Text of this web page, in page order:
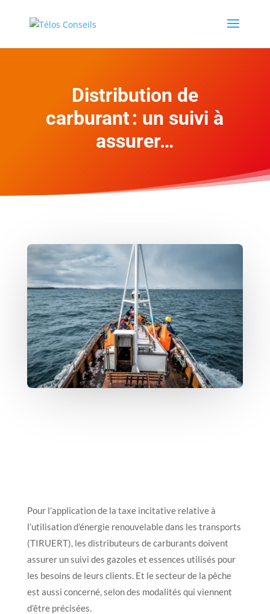
Distribution de
carburant : un suivi à
assurer…
Pour l’application de la taxe incitative relative à
l’utilisation d’énergie renouvelable dans les transports
(TIRUERT), les distributeurs de carburants doivent
assurer un suivi des gazoles et essences utilisés pour
les besoins de leurs clients. Et le secteur de la pêche
est aussi concerné, selon des modalités qui viennent
d’être précisées.